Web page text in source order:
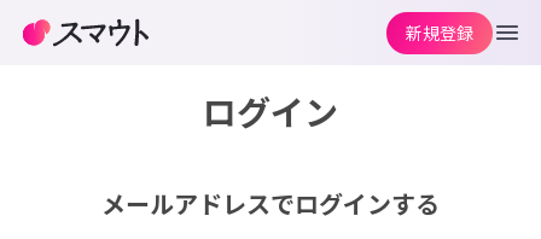
ログイン
メールアドレスでログインする
新規登録